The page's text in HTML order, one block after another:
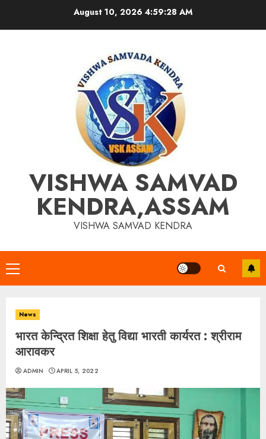
August 10, 2026 4:59:29 AM
VISHWA SAMVAD
KENDRA,ASSAM
VISHWA SAMVAD KENDRA
Primary
Menu
News
भारत केन्द्रित शिक्षा हेतु विद्या भारती कार्यरत : श्रीराम
आरावकर
ADMIN APRIL 5, 2022